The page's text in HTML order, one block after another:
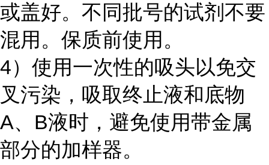
或盖好。不同批号的试剂不要
混用。保质前使用。
4）使用一次性的吸头以免交
叉污染，吸取终止液和底物
A、B液时，避免使用带金属
部分的加样器。